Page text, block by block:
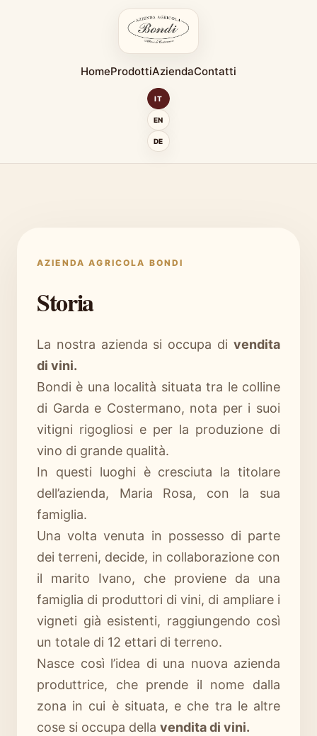
HomeProdottiAziendaContatti
IT
EN
DE
AZIENDA AGRICOLA BONDI
Storia
La nostra azienda si occupa di vendita
di vini.
Bondi è una località situata tra le colline
di Garda e Costermano, nota per i suoi
vitigni rigogliosi e per la produzione di
vino di grande qualità.
In questi luoghi è cresciuta la titolare
dell’azienda, Maria Rosa, con la sua
famiglia.
Una volta venuta in possesso di parte
dei terreni, decide, in collaborazione con
il marito Ivano, che proviene da una
famiglia di produttori di vini, di ampliare i
vigneti già esistenti, raggiungendo così
un totale di 12 ettari di terreno.
Nasce così l’idea di una nuova azienda
produttrice, che prende il nome dalla
zona in cui è situata, e che tra le altre
cose si occupa della vendita di vini.